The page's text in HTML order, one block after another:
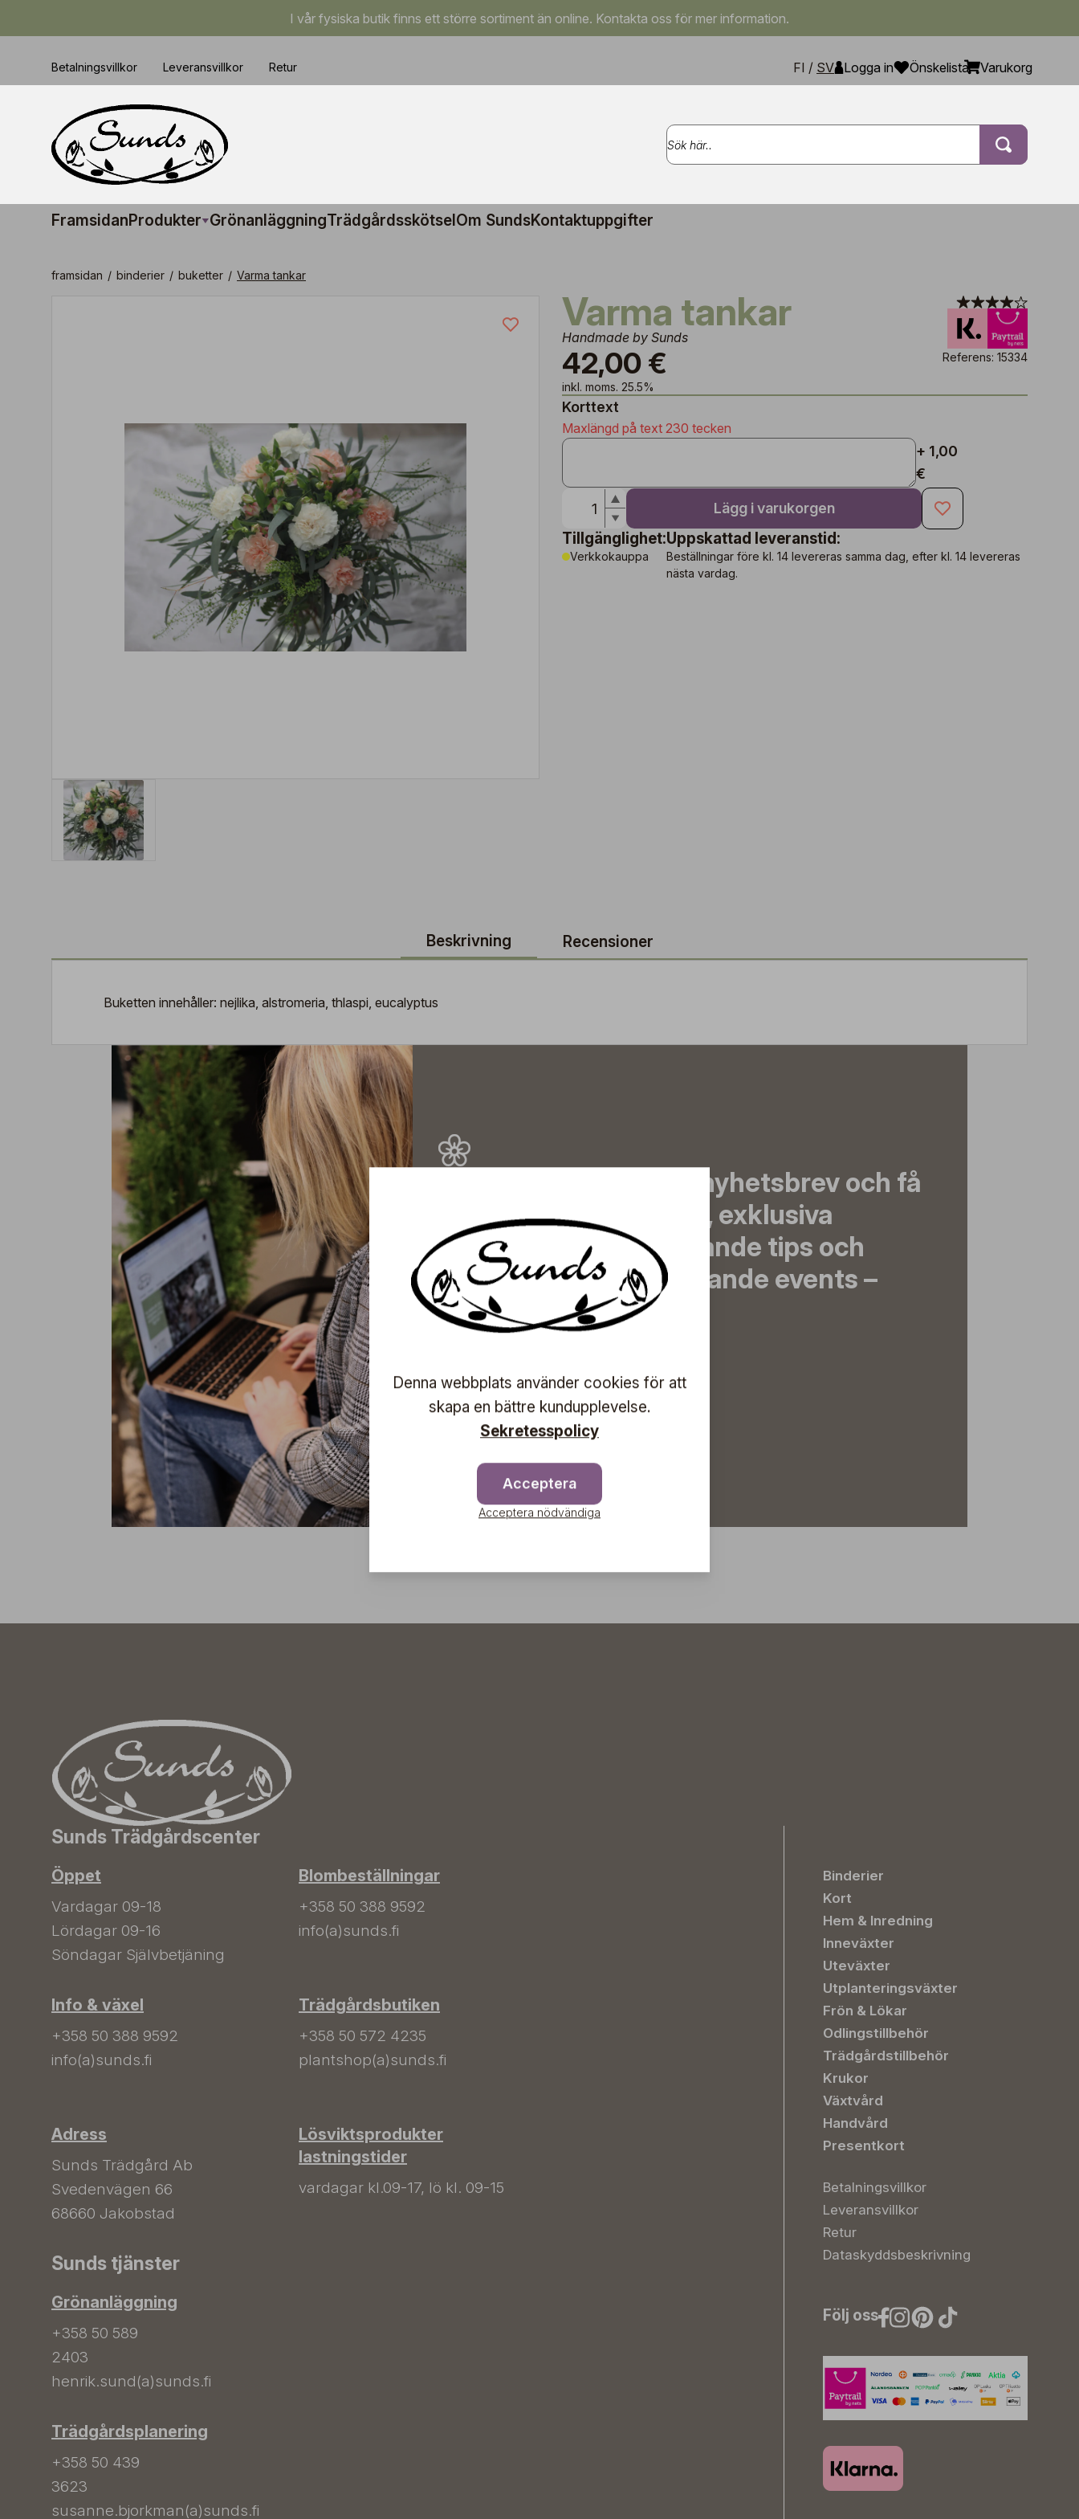
I vår fysiska butik finns ett större sortiment än online. Kontakta oss för mer information.
Betalningsvillkor Leveransvillkor Retur FI / SV Logga in Önskelista Varukorg
FramsidanProdukter GrönanläggningTrädgårdsskötsel Om SundsKontaktuppgifter
framsidan / binderier / buketter / Varma tankar
Varma tankar
Handmade by Sunds
42,00 €
inkl. moms. 25.5%
Referens: 15334
Korttext
Maxlängd på text 230 tecken
+ 1,00
€
Lägg i varukorgen
Tillgänglighet:
Verkkokauppa
Uppskattad leveranstid:
Beställningar före kl. 14 levereras samma dag, efter kl. 14 levereras
nästa vardag.
Beskrivning Recensioner
Buketten innehåller: nejlika, alstromeria, thlaspi, eucalyptus
Prenumerera på vårt nyhetsbrev och få
de senaste nyheterna, exklusiva
erbjudanden, inspirerande tips och
information om kommande events –
direkt till din inkorg!
Prenumerera
Sunds Trädgårdscenter
Öppet
Vardagar 09-18
Lördagar 09-16
Söndagar Självbetjäning
Info & växel
+358 50 388 9592
info(a)sunds.fi
Adress
Sunds Trädgård Ab
Svedenvägen 66
68660 Jakobstad
Blombeställningar
+358 50 388 9592
info(a)sunds.fi
Trädgårdsbutiken
+358 50 572 4235
plantshop(a)sunds.fi
Lösviktsprodukter
lastningstider
vardagar kl.09-17, lö kl. 09-15
Sunds tjänster
Grönanläggning
+358 50 589
2403
henrik.sund(a)sunds.fi
Trädgårdsplanering
+358 50 439
3623
susanne.bjorkman(a)sunds.fi
Binderier
Kort
Hem & Inredning
Inneväxter
Uteväxter
Utplanteringsväxter
Frön & Lökar
Odlingstillbehör
Trädgårdstillbehör
Krukor
Växtvård
Handvård
Presentkort
Betalningsvillkor
Leveransvillkor
Retur
Dataskyddsbeskrivning
Följ oss
Denna webbplats använder cookies för att
skapa en bättre kundupplevelse.
Sekretesspolicy
Acceptera
Acceptera nödvändiga